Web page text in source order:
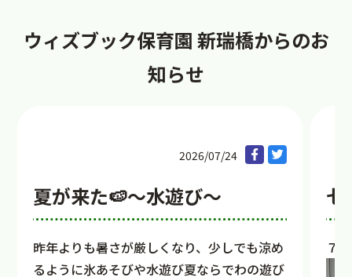
ウィズブック保育園 新瑞橋からのお
知らせ
2026/07/24
夏が来た🍉～水遊び～
昨年よりも暑さが厳しくなり、少しでも涼め
るように氷あそびや水遊び夏ならでわの遊び
七
７